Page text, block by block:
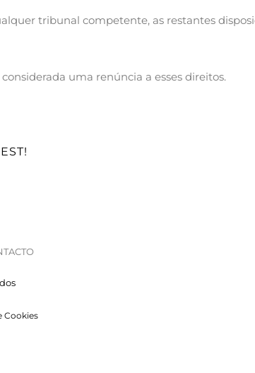
tribunal competente, as restantes
uma renúncia a esses direitos.
Cookies